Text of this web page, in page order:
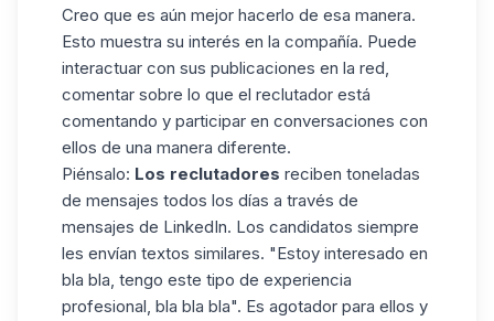
Creo que es aún mejor hacerlo de esa manera.
Esto muestra su interés en la compañía. Puede
interactuar con sus publicaciones en la red,
comentar sobre lo que el reclutador está
comentando y participar en conversaciones con
ellos de una manera diferente.
Piénsalo: Los reclutadores reciben toneladas
de mensajes todos los días a través de
mensajes de LinkedIn. Los candidatos siempre
les envían textos similares. "Estoy interesado en
bla bla, tengo este tipo de experiencia
profesional, bla bla bla". Es agotador para ellos y